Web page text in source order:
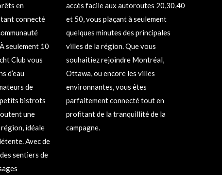
en
connecté
seulement 10
Club vous
d’eau
de
petits bistrots
une
idéale
Avec de
sentiers de
accès facile aux autoroutes 20,30,40
et 50, vous plaçant à seulement
quelques minutes des principales
villes de la région. Que vous
souhaitiez rejoindre Montréal,
Ottawa, ou encore les villes
environnantes, vous êtes
parfaitement connecté tout en
profitant de la tranquillité de la
campagne.